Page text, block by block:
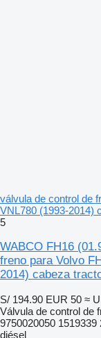
válvula de control de
VNL780 (1993-2014)
5
WABCO FH16
freno para Volvo
2014) cabeza
S/ 194.90 EUR 50 ≈
Válvula de control de
9750020050 1519339
diésel